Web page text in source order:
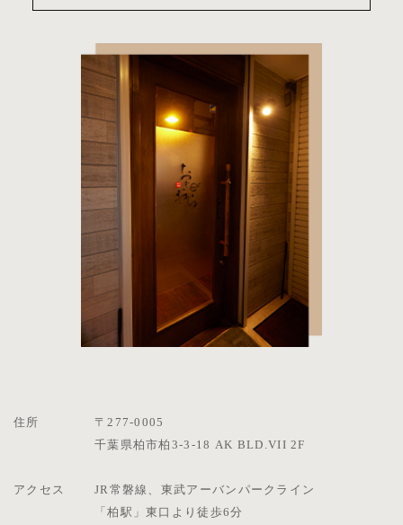
住所
〒277-0005
千葉県柏市柏3-3-18 AK BLD.VII 2F
アクセス
JR常磐線、東武アーバンパークライン
「柏駅」東口より徒歩6分